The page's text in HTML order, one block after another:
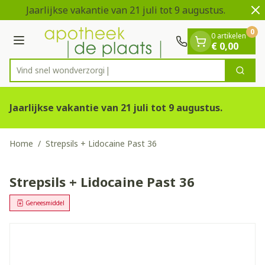
Ga naar de inhoud
1 van 2
Jaarlijkse vakantie van 21 juli tot 9 augustus.
Menu
Product, merk, categorie...
Vind snel wondv Zoek
0 artikelen
€ 0,00
0
Jaarlijkse vakantie van 21 juli tot 9 augustus.
Home / Strepsils + Lidocaine Past 36
Strepsils + Lidocaine Past 36
Geneesmiddel